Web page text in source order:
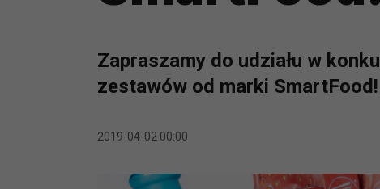
Zapraszamy do udziału w
zestawów od marki SmartFood!
2019-04-02 00:00